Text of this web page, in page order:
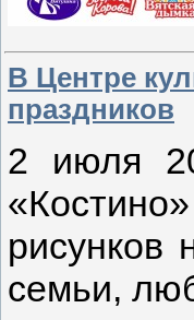
В Центре
праздников
2 июля
рисунков
семьи,